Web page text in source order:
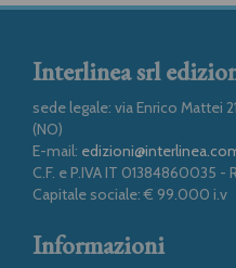
Interlinea srl
sede legale: via Enrico Mattei
(NO)
E-mail:
C.F. e P.IVA IT 01384860035 -
Capitale sociale: € 99.000 i.v
Informazioni